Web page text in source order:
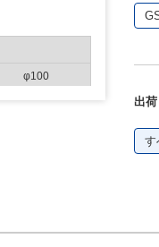
φ100
0.01
出荷
す